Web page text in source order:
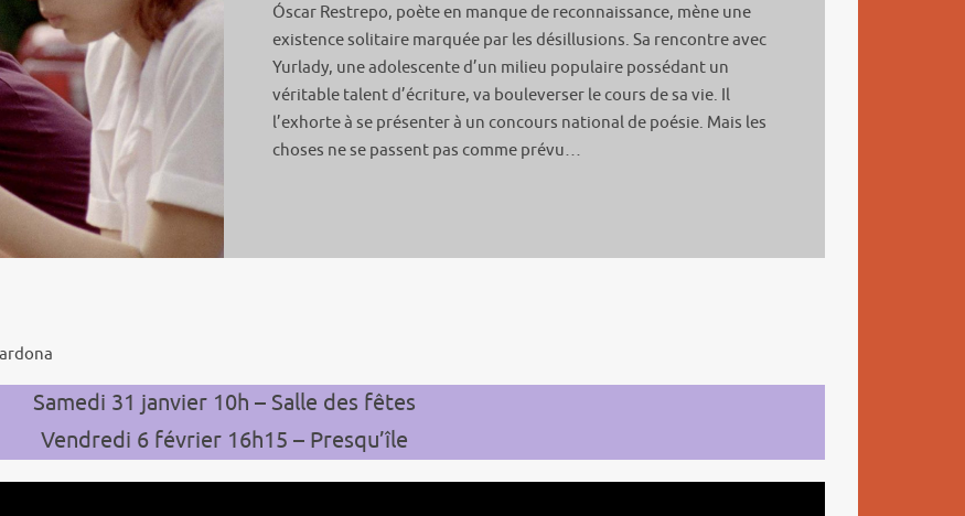
Óscar Restrepo, poète en manque de reconnaissance, mène une
existence solitaire marquée par les désillusions. Sa rencontre avec
Yurlady, une adolescente d’un milieu populaire possédant un
véritable talent d’écriture, va bouleverser le cours de sa vie. Il
l’exhorte à se présenter à un concours national de poésie. Mais les
choses ne se passent pas comme prévu…
Samedi 31 janvier 10h – Salle des fêtes
Vendredi 6 février 16h15 – Presqu’île